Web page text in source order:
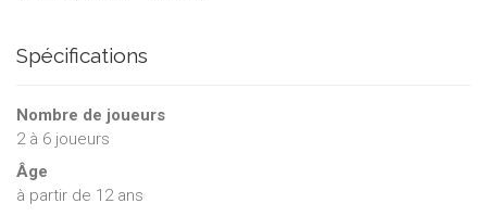
Spécifications
Nombre de joueurs
2à 6 joueurs
Âge
à partir de 12 ans